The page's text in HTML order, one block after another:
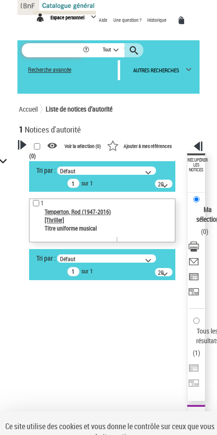
Espace personnel Aide Une question ? Historique
Tout
Recherche avancée AUTRES RECHERCHES
Accueil Liste de notices d’autorité
1 Notices d'autorité
VOTRE RECHERCHE
Recherche avancée dans les
notices d’autorité
Œuvres liées à l'auteur :
Temperton, Rod (1947-2016)
Type de notice d'autorité
Voir la sélection (0) Ajouter à mes références
(0)
Tri par : Défaut
sur 1
20
résultats/page
1
Temperton, Rod (1947-2016)
[Thriller]
Titre uniforme musical
Tri par : Défaut
sur 1
20
résultats/page
RÉCUPÉRER
LES
NOTICES
Ma
(0)
Tous
(1)
Panneau de gestion des cookies
Ce site utilise des cookies et vous donne le contrôle sur ceux que vous